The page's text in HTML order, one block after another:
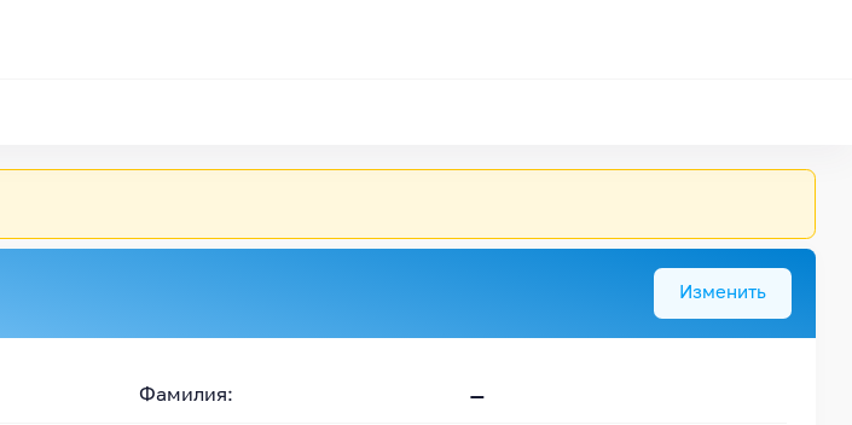
Изменить
Фамилия: —